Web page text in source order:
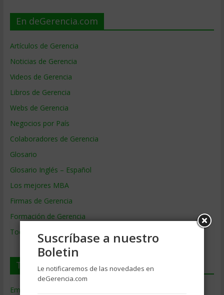
En deGerencia.com
Artículos de Gerencia
Noticias de Gerencia
Videos de Gerencia
Libros de Gerencia
Webs de Gerencia
Negocios por País
Colaboradores de Gerencia
Glosario
Glosario Inglés – Español
Los mejores MBA
Firmas de Gerencia
Formación de Gerencia
Todos los Temas
Temas de Gerencia
Empresas de Gerencia
Suscríbase a nuestro
Boletin
Le notificaremos de las novedades en
deGerencia.com